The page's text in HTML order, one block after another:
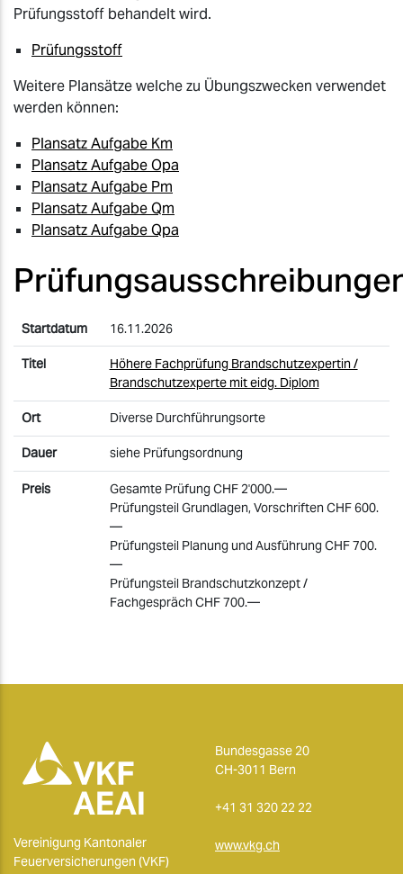
Prüfungsstoff behandelt wird.
Prüfungsstoff
Weitere Plansätze welche zu Übungszwecken verwendet
werden können:
Plansatz Aufgabe Km
Plansatz Aufgabe Opa
Plansatz Aufgabe Pm
Plansatz Aufgabe Qm
Plansatz Aufgabe Qpa
16.11.2026
Höhere Fachprüfung Brandschutzexpertin /
Brandschutzexperte mit eidg. Diplom
Diverse Durchführungsorte
siehe Prüfungsordnung
Gesamte Prüfung CHF 2'000.—
Prüfungsteil Grundlagen, Vorschriften CHF 600.
—
Prüfungsteil Planung und Ausführung CHF 700.
—
Prüfungsteil Brandschutzkonzept /
Fachgespräch CHF 700.—
Vereinigung Kantonaler
Feuerversicherungen (VKF)
Bundesgasse 20
CH-3011 Bern
+41 31 320 22 22
www.vkg.ch